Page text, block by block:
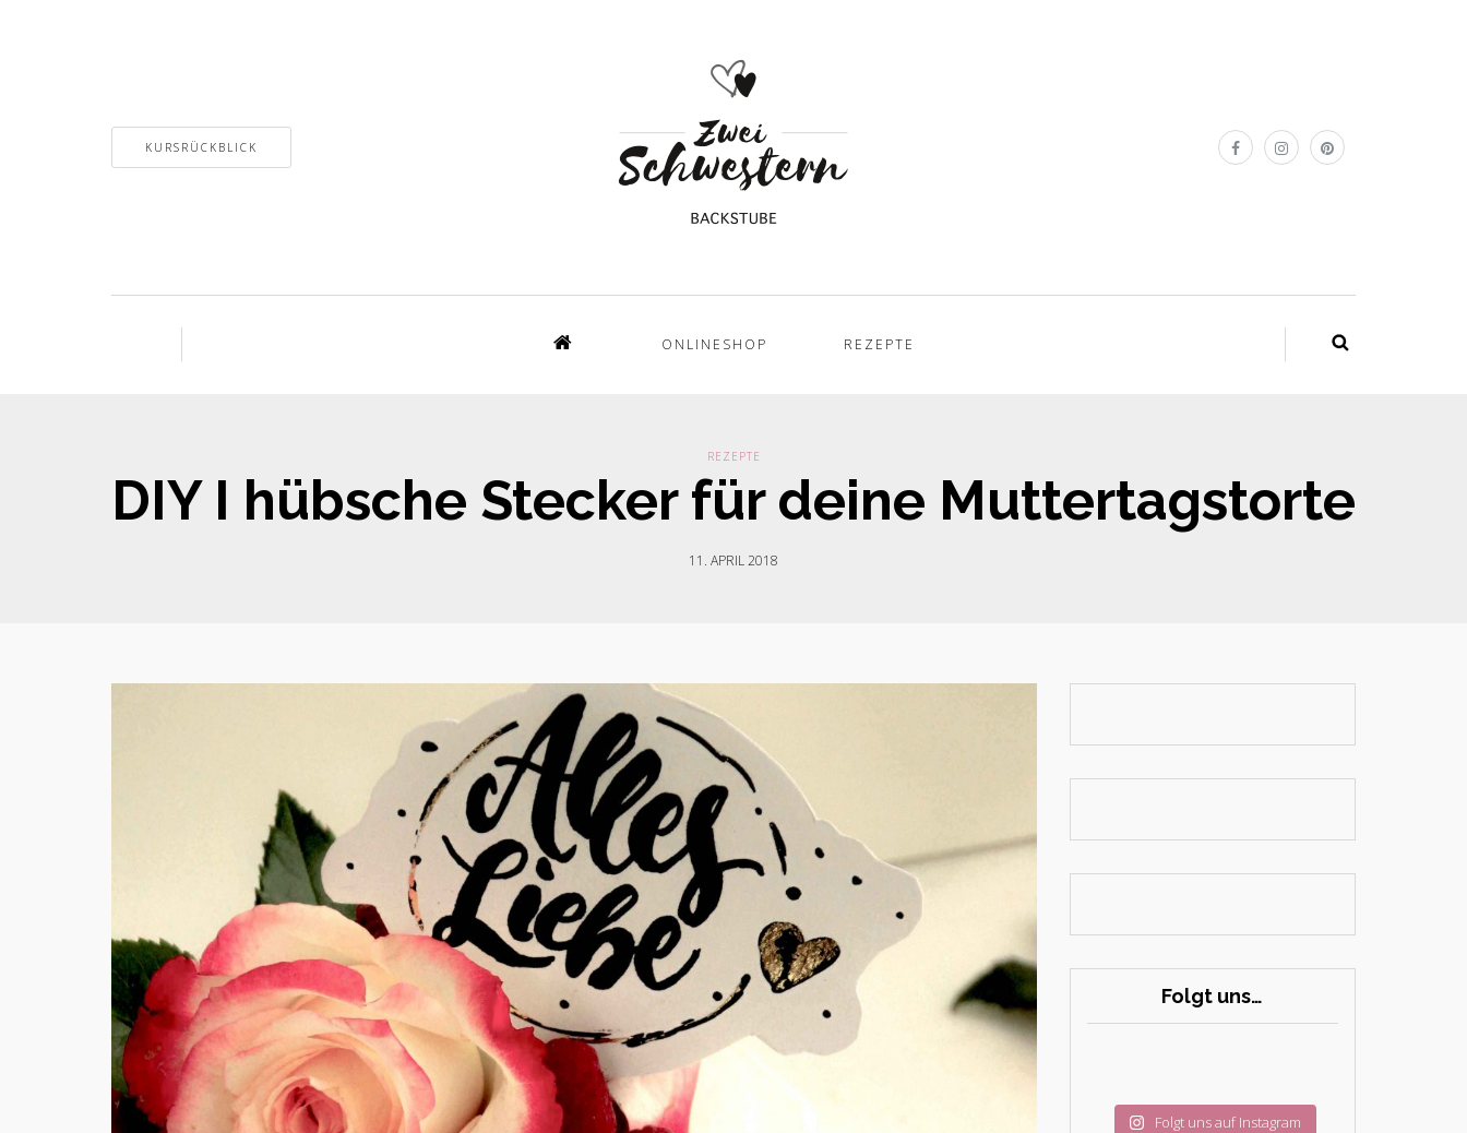
KURSRÜCKBLICK
ONLINESHOP REZEPTE
REZEPTE
DIY I hübsche Stecker für deine Muttertagstorte
11. APRIL 2018
Folgt uns…
Folgt uns auf Instagram